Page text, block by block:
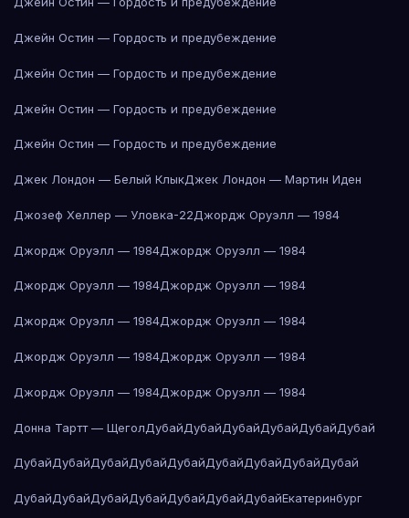
Джейн Остин — Гордость и предубеждение
Джейн Остин — Гордость и предубеждение
Джейн Остин — Гордость и предубеждение
Джейн Остин — Гордость и предубеждение
Джек Лондон — Белый КлыкДжек Лондон — Мартин Иден
Джозеф Хеллер — Уловка-22Джордж Оруэлл — 1984
Джордж Оруэлл — 1984Джордж Оруэлл — 1984
Джордж Оруэлл — 1984Джордж Оруэлл — 1984
Джордж Оруэлл — 1984Джордж Оруэлл — 1984
Джордж Оруэлл — 1984Джордж Оруэлл — 1984
Джордж Оруэлл — 1984Джордж Оруэлл — 1984
Донна Тартт — ЩеголДубайДубайДубайДубайДубайДубай
ДубайДубайДубайДубайДубайДубайДубайДубайДубай
ДубайДубайДубайДубайДубайДубайДубайЕкатеринбург